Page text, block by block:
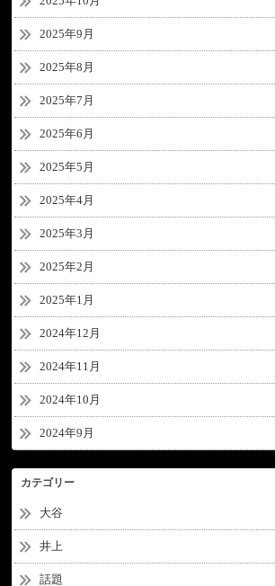
2025年9月
2025年8月
2025年7月
2025年6月
2025年5月
2025年4月
2025年3月
2025年2月
2025年1月
2024年12月
2024年11月
2024年10月
2024年9月
カテゴリー
大谷
井上
話題